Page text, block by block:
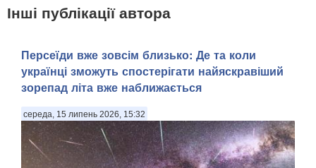
Інші публікації автора
Персеїди вже зовсім близько: Де та коли
українці зможуть спостерігати найяскравіший
зорепад літа вже наближається
середа, 15 липень 2026, 15:32